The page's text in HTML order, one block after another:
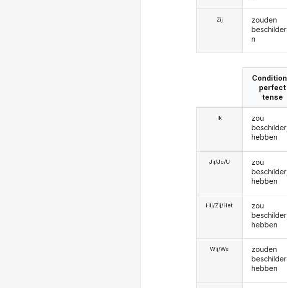
Zij
zouden
n
Ik
Jij/Je/U
Hij/Zij/Het
Wij/We
perfect
tense
zou
hebben
zou
hebben
zou
hebben
zouden
hebben